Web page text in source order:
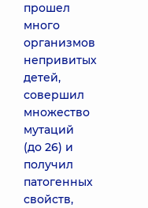
прошел
много
организмов
непривитых
детей,
совершил
множество
мутаций
(до 26) и
получил
патогенных
свойств,